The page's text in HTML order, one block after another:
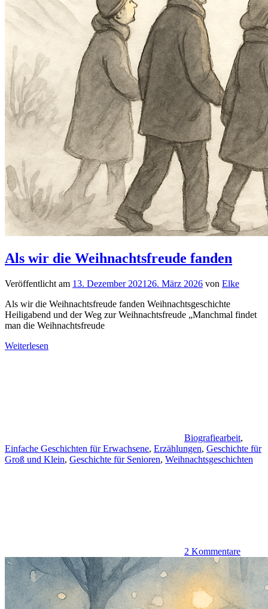
Als wir die Weihnachtsfreude fanden
Veröffentlicht am 13. Dezember 2021 26. März 2026 von Elke
Als wir die Weihnachtsfreude fanden Weihnachtsgeschichte
Heiligabend und der Weg zur Weihnachtsfreude „Manchmal findet
man die Weihnachtsfreude
Weiterlesen
Biografiearbeit,
Einfache Geschichten für Erwachsene, Erzählungen, Geschichte für
Groß und Klein, Geschichte für Senioren, Weihnachtsgeschichten
2 Kommentare